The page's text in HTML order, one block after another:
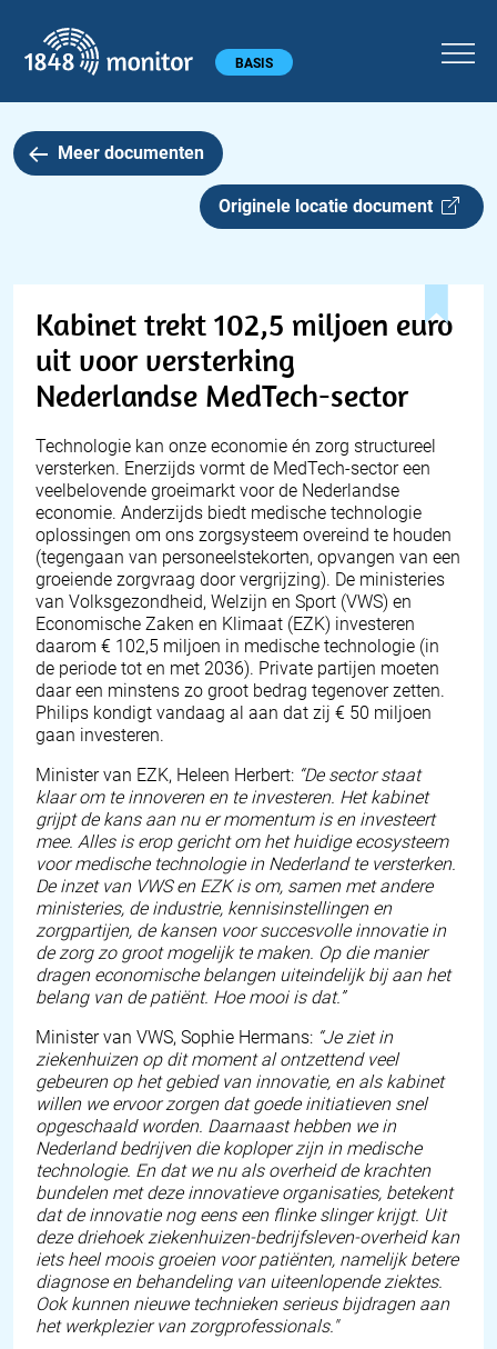
Hoofdmenu BASIS
Meer documenten
Originele locatie document
Kabinet trekt 102,5 miljoen euro
uit voor versterking
Nederlandse MedTech-sector
Technologie kan onze economie én zorg structureel
versterken. Enerzijds vormt de MedTech-sector een
veelbelovende groeimarkt voor de Nederlandse
economie. Anderzijds biedt medische technologie
oplossingen om ons zorgsysteem overeind te houden
(tegengaan van personeelstekorten, opvangen van een
groeiende zorgvraag door vergrijzing). De ministeries
van Volksgezondheid, Welzijn en Sport (VWS) en
Economische Zaken en Klimaat (EZK) investeren
daarom € 102,5 miljoen in medische technologie (in
de periode tot en met 2036). Private partijen moeten
daar een minstens zo groot bedrag tegenover zetten.
Philips kondigt vandaag al aan dat zij € 50 miljoen
gaan investeren.
Minister van EZK, Heleen Herbert: “De sector staat
klaar om te innoveren en te investeren. Het kabinet
grijpt de kans aan nu er momentum is en investeert
mee. Alles is erop gericht om het huidige ecosysteem
voor medische technologie in Nederland te versterken.
De inzet van VWS en EZK is om, samen met andere
ministeries, de industrie, kennisinstellingen en
zorgpartijen, de kansen voor succesvolle innovatie in
de zorg zo groot mogelijk te maken. Op die manier
dragen economische belangen uiteindelijk bij aan het
belang van de patiënt. Hoe mooi is dat.”
Minister van VWS, Sophie Hermans: “Je ziet in
ziekenhuizen op dit moment al ontzettend veel
gebeuren op het gebied van innovatie, en als kabinet
willen we ervoor zorgen dat goede initiatieven snel
opgeschaald worden. Daarnaast hebben we in
Nederland bedrijven die koploper zijn in medische
technologie. En dat we nu als overheid de krachten
bundelen met deze innovatieve organisaties, betekent
dat de innovatie nog eens een flinke slinger krijgt. Uit
deze driehoek ziekenhuizen-bedrijfsleven-overheid kan
iets heel moois groeien voor patiënten, namelijk betere
diagnose en behandeling van uiteenlopende ziektes.
Ook kunnen nieuwe technieken serieus bijdragen aan
het werkplezier van zorgprofessionals."